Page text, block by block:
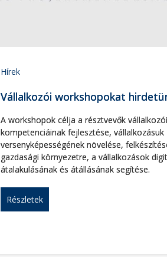
Hírek
Vállalkozói workshopokat
A workshopok célja a résztvevők vállalkozói
kompetenciáinak fejlesztése, vállalkozásuk
versenyképességének növelése,
gazdasági környezetre, a vállalkozások
átalakulásának és átállásának segítése.
Részletek